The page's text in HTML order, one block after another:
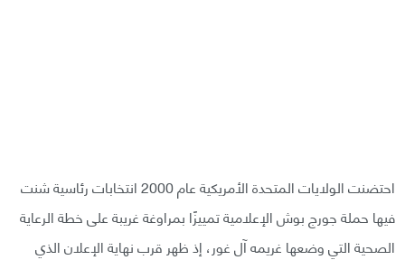
احتضنت الولايات المتحدة الأمريكية عام 2000 انتخابات رئاسية شنت
فيها حملة جورج بوش الإعلامية تمييزًا بمراوغة غريبة على خطة الرعاية
الصحية التي وضعها غريمه آل غور، إذ ظهر قرب نهاية الإعلان الذي